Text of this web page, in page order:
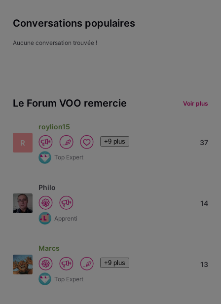
Conversations populaires
Aucune conversation trouvée !
Le Forum VOO remercie Voir plus
R
roylion15
+9 plus
Top Expert
37
Philo
Apprenti
14
Marcs
+9 plus
Top Expert
13